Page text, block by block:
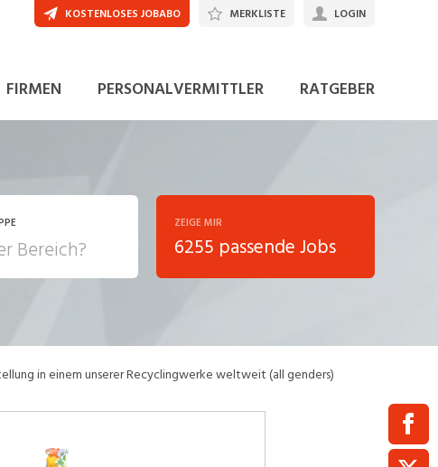
FIRMEN PERSONALVERMITTLER RATGEBER
KOSTENLOSES JOBABO MERKLISTE LOGIN
/ Kader
Transport,
ZEIGE MIR
6255 passende Jobs
in einem unserer Recyclingwerke weltweit (all genders)
JETZT BEWERBEN